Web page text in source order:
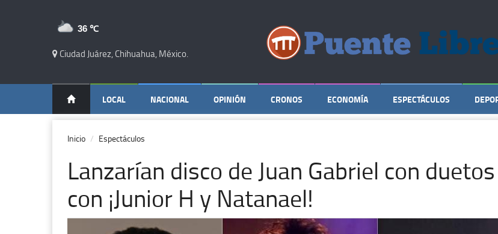
36 ℃
Ciudad Juárez, Chihuahua, México.
LOCAL NACIONAL OPINIÓN CRONOS ECONOMÍA ESPECTÁCULOS
Inicio Espectáculos
Lanzarían disco de Juan Gabriel con duetos
con ¡Junior H y Natanael!